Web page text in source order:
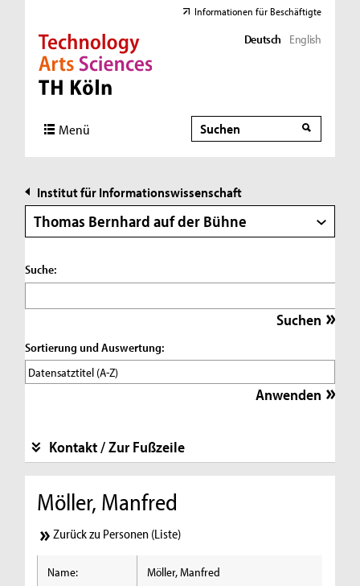
Direkt zur Hauptnavigation
Direkt zur Subnavigation
Direkt zum Inhalt
Direkt zum Fußbereich
Informationen für Beschäftigte
Deutsch English
Menü Suche
Suche
Institut für Informationswissenschaft
Thomas Bernhard auf der Bühne
Suche:
Sortierung und Auswertung:
Kontakt / Zur Fußzeile
Möller, Manfred
Zurück zu Personen (Liste)
Name: Möller, Manfred